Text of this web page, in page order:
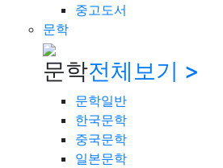
중고도서
문학
문학전체보기 >
문학일반
한국문학
중국문학
일본문학